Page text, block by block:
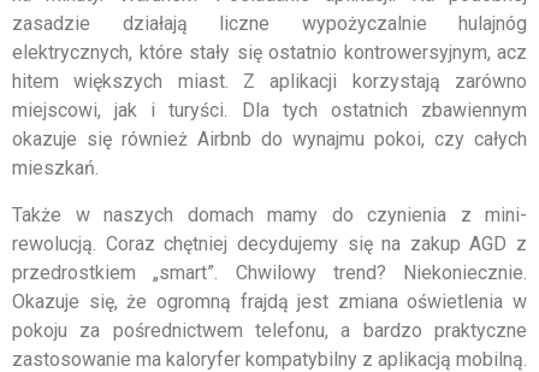
zasadzie działają liczne wypożyczalnie hulajnóg
elektrycznych, które stały się ostatnio kontrowersyjnym, acz
hitem większych miast. Z aplikacji korzystają zarówno
miejscowi, jak i turyści. Dla tych ostatnich zbawiennym
okazuje się również Airbnb do wynajmu pokoi, czy całych
mieszkań.
Także w naszych domach mamy do czynienia z mini-
rewolucją. Coraz chętniej decydujemy się na zakup AGD z
przedrostkiem „smart”. Chwilowy trend? Niekoniecznie.
Okazuje się, że ogromną frajdą jest zmiana oświetlenia w
pokoju za pośrednictwem telefonu, a bardzo praktyczne
zastosowanie ma kaloryfer kompatybilny z aplikacją mobilną.